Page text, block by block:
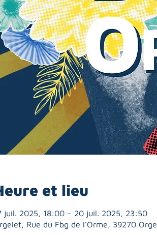
et lieu
juil. 2025, 18:00 – 20 juil. 2025, 23:50
Rue du Fbg de l'Orme, 39270